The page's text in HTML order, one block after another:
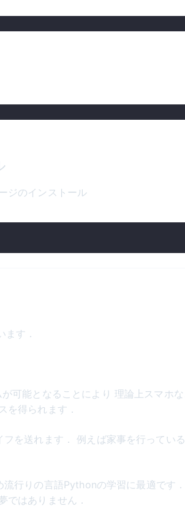
ジのインストール
す．
可能となることにより 理論上スマホ
を得られます．
を送れます． 例えば家事を行ってい
行りの言語Pythonの学習に最適です
ではありません．